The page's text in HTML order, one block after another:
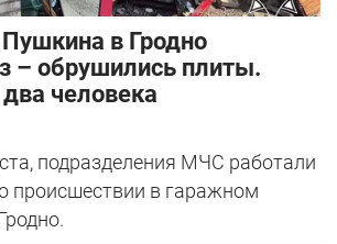
в Гродно
– обрушились плиты.
человека
подразделения МЧС работали
происшествии в гаражном